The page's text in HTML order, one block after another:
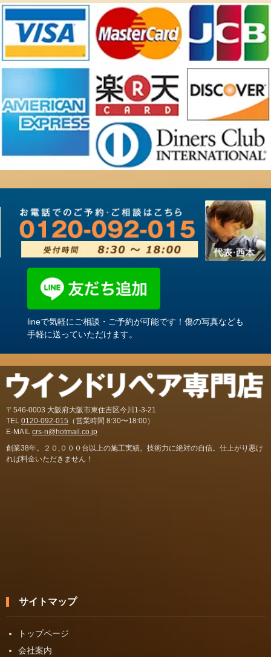
lineで気軽にご相談・ご予約が可能です！傷の写真なども
手軽に送っていただけます。
〒546-0003 大阪府大阪市東住吉区今川1-3-21
TEL 0120-092-015 （営業時間 8:30〜18:00）
E-MAIL crs-n@hotmail.co.jp
創業38年。２０,０００台以上の施工実績。技術力に絶対の自信。仕上がり悪け
れば料金いただきません！
サイトマップ
トップページ
会社案内